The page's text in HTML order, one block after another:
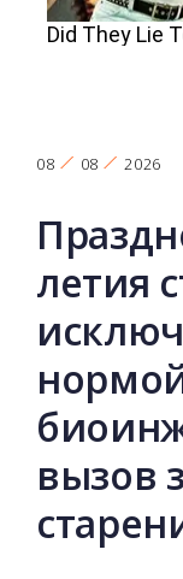
08 08 2026
летия
вызов